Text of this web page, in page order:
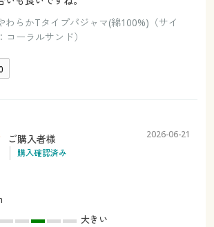
わらかTタイプパジャマ(綿100%)（サイ
ーラルサンド）
ご購入者様
購入確認済み
2026-06-21
大きい